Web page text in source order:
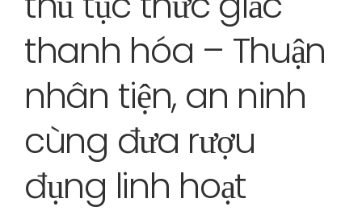
thanh hóa – Thuận
nhân tiện, an ninh
cùng đưa rượu
đụng linh hoạt